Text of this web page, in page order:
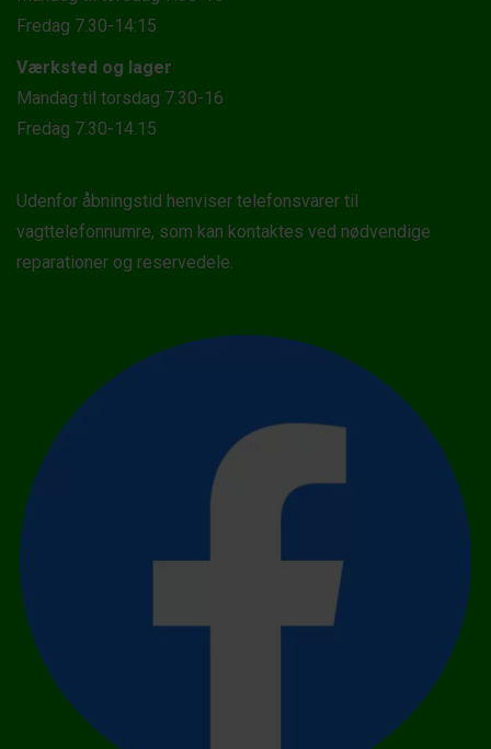
Fredag 7.30-14:15
Værksted og lager
Mandag til torsdag 7.30-16
Fredag 7.30-14.15
Udenfor åbningstid henviser telefonsvarer til
vagttelefonnumre, som kan kontaktes ved nødvendige
reparationer og reservedele.